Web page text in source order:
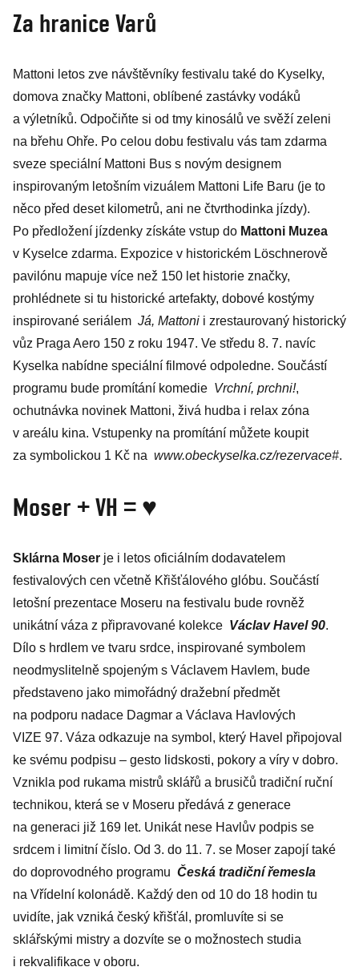
Za hranice Varů
Mattoni letos zve návštěvníky festivalu také do Kyselky,
domova značky Mattoni, oblíbené zastávky vodáků
a výletníků. Odpočiňte si od tmy kinosálů ve svěží zeleni
na břehu Ohře. Po celou dobu festivalu vás tam zdarma
sveze speciální Mattoni Bus s novým designem
inspirovaným letošním vizuálem Mattoni Life Baru (je to
něco před deset kilometrů, ani ne čtvrthodinka jízdy).
Po předložení jízdenky získáte vstup do Mattoni Muzea
v Kyselce zdarma. Expozice v historickém Löschnerově
pavilónu mapuje více než 150 let historie značky,
prohlédnete si tu historické artefakty, dobové kostýmy
inspirované seriálem Já, Mattoni i zrestaurovaný historický
vůz Praga Aero 150 z roku 1947. Ve středu 8. 7. navíc
Kyselka nabídne speciální filmové odpoledne. Součástí
programu bude promítání komedie Vrchní, prchni!,
ochutnávka novinek Mattoni, živá hudba i relax zóna
v areálu kina. Vstupenky na promítání můžete koupit
za symbolickou 1 Kč na www.obeckyselka.cz/rezervace#.
Moser + VH = ♥
Sklárna Moser je i letos oficiál­ním dodavatelem
festivalových cen včetně Křišťálového glóbu. Součástí
letošní prezentace Moseru na festivalu bude rovněž
unikátní váza z připravované kolekce Václav Havel 90.
Dílo s hrdlem ve tvaru srdce, inspirované symbolem
neodmyslitelně spojeným s Václavem Havlem, bude
představeno jako mimořádný dražební předmět
na podporu nadace Dagmar a Václava Havlových
VIZE 97. Váza odkazuje na symbol, který Havel připojoval
ke svému podpisu – gesto lidskosti, pokory a víry v dobro.
Vznikla pod rukama mistrů sklářů a brusičů tradiční ruční
technikou, která se v Moseru předává z generace
na generaci již 169 let. Unikát nese Havlův podpis se
srdcem i limitní číslo. Od 3. do 11. 7. se Moser zapojí také
do doprovodného programu Česká tradiční řemesla
na Vřídelní kolonádě. Každý den od 10 do 18 hodin tu
uvidíte, jak vzniká český křišťál, promluvíte si se
sklářskými mistry a dozvíte se o možnostech studia
i rekvalifikace v oboru.